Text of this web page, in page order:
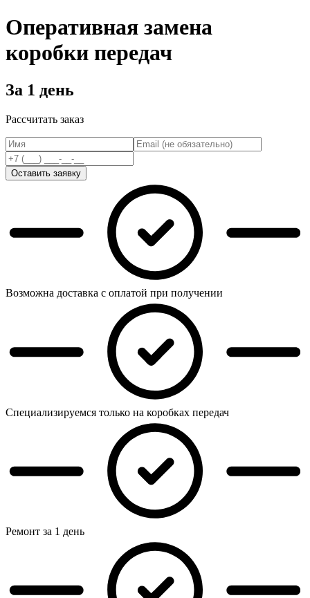
Оперативная замена
коробки передач
За 1 день
Рассчитать заказ
Оставить заявку
Возможна доставка с оплатой при получении
Специализируемся только на коробках передач
Ремонт за 1 день